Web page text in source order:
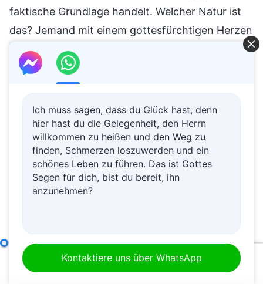
faktische Grundlage handelt. Welcher Natur ist
das? Jemand mit einem gottesfürchtigen Herzen
wird Abneigung empfinden, wenn er Gerüchte
hört. Insbesondere wenn es um Worte geht, die
Gott angreifen und beleidigen, wird er diese mit
keinem Wort erwähnen, um seinen Mund nicht
zu besudeln, was beweist, dass er ein
gottesfürchtiges Herz hat. Er sagt: „Dass andere
Gott verurteilen und verleumden und die Kirche
angreifen und herabwürdigen, ist ihre Sache. Ich
Worte können nicht über meine Lippen kommen.
Ich darf nicht dasselbe sagen wie sie. Das werde
Ich muss sagen, dass du Glück hast, denn
hier hast du die Gelegenheit, den Herrn
willkommen zu heißen und den Weg zu
finden, Schmerzen loszuwerden und ein
schönes Leben zu führen. Das ist Gottes
Segen für dich, bist du bereit, ihn
anzunehmen?
Kontaktiere uns über WhatsApp